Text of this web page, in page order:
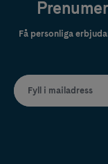
Få personliga
Fyll i mailadress